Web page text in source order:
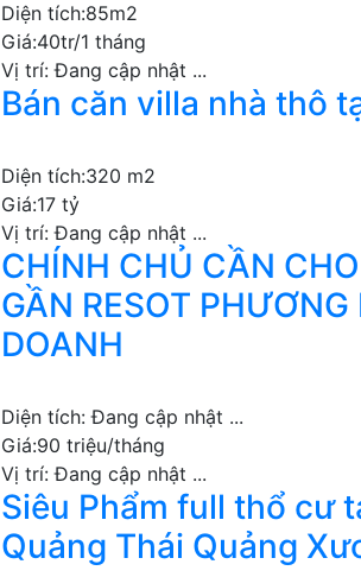
Diện tích:85m2
Giá:40tr/1 tháng
Vị trí:Đang cập nhật ...
Bán căn villa nhà thô
Diện tích:320 m2
Giá:17 tỷ
Vị trí:Đang cập nhật ...
CHÍNH CHỦ CẦN
GẦN RESOT
DOANH
Diện tích:Đang cập nhật ...
Giá:90 triệu/tháng
Vị trí:Đang cập nhật ...
Siêu Phẩm full thổ cư
Quảng Thái Quảng